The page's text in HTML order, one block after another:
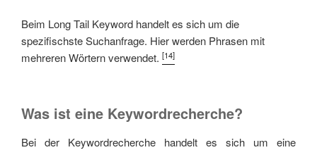
Beim Long Tail Keyword handelt es sich um die
spezifischste Suchanfrage. Hier werden Phrasen mit
mehreren Wörtern verwendet. [14]
Was ist eine Keywordrecherche?
Bei der Keywordrecherche handelt es sich um eine